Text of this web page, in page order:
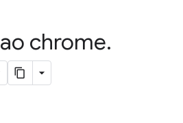
chrome.